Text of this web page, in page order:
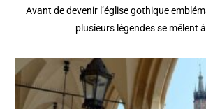
Avant de devenir l’église gothique
plusieurs légendes se mêlent